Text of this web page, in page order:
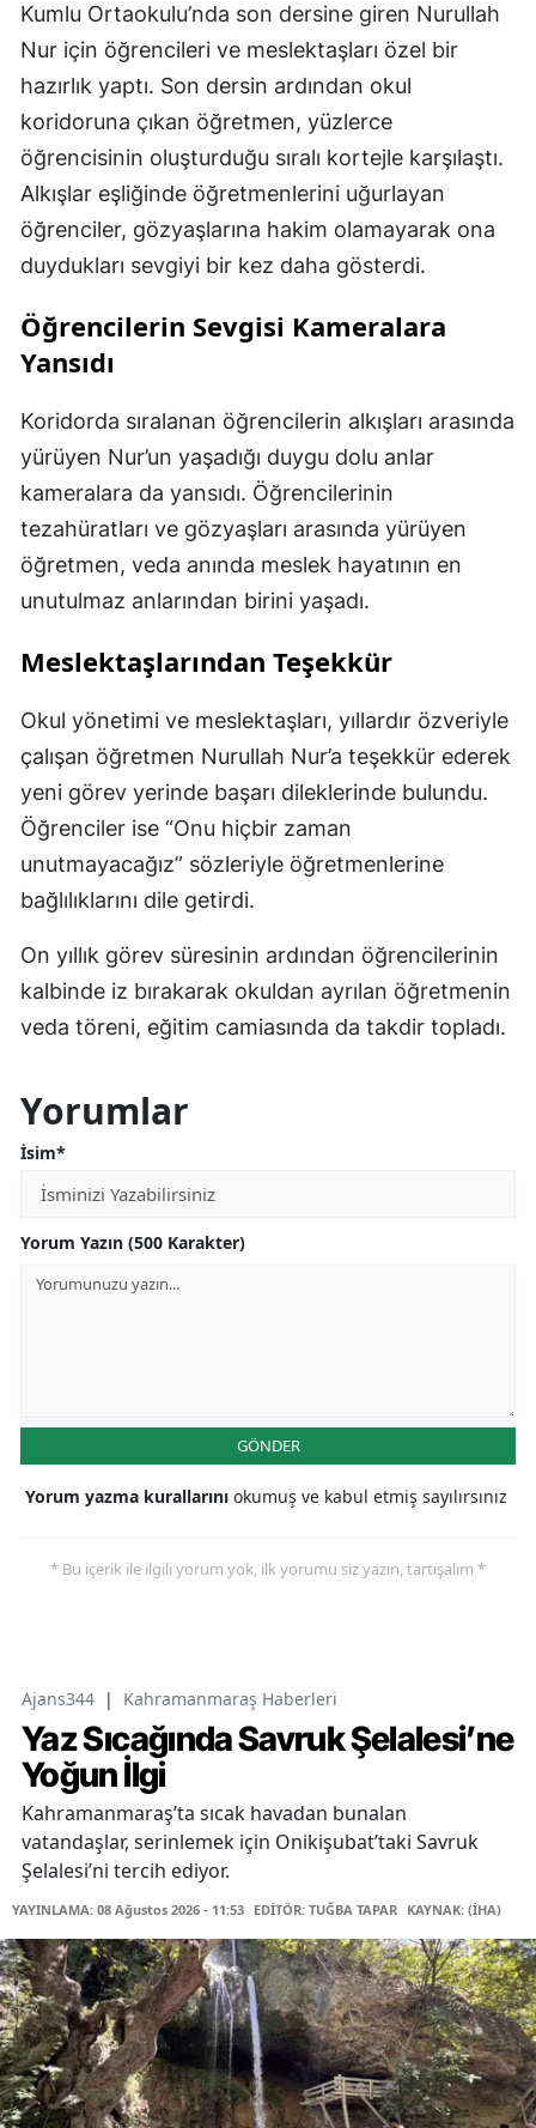
Kumlu Ortaokulu’nda son dersine giren Nurullah
Nur için öğrencileri ve meslektaşları özel bir
hazırlık yaptı. Son dersin ardından okul
koridoruna çıkan öğretmen, yüzlerce
öğrencisinin oluşturduğu sıralı kortejle karşılaştı.
Alkışlar eşliğinde öğretmenlerini uğurlayan
öğrenciler, gözyaşlarına hakim olamayarak ona
duydukları sevgiyi bir kez daha gösterdi.
Öğrencilerin Sevgisi Kameralara
Yansıdı
Koridorda sıralanan öğrencilerin alkışları arasında
yürüyen Nur’un yaşadığı duygu dolu anlar
kameralara da yansıdı. Öğrencilerinin
tezahüratları ve gözyaşları arasında yürüyen
öğretmen, veda anında meslek hayatının en
unutulmaz anlarından birini yaşadı.
Meslektaşlarından Teşekkür
Okul yönetimi ve meslektaşları, yıllardır özveriyle
çalışan öğretmen Nurullah Nur’a teşekkür ederek
yeni görev yerinde başarı dileklerinde bulundu.
Öğrenciler ise “Onu hiçbir zaman
unutmayacağız” sözleriyle öğretmenlerine
bağlılıklarını dile getirdi.
On yıllık görev süresinin ardından öğrencilerinin
kalbinde iz bırakarak okuldan ayrılan öğretmenin
veda töreni, eğitim camiasında da takdir topladı.
Yorumlar
İsim*
Yorum Yazın (500 Karakter)
GÖNDER
Yorum yazma kurallarını okumuş ve kabul etmiş sayılırsınız
* Bu içerik ile ilgili yorum yok, ilk yorumu siz yazın, tartışalım *
Ajans344 | Kahramanmaraş Haberleri
Yaz Sıcağında Savruk Şelalesi’ne
Yoğun İlgi
Kahramanmaraş’ta sıcak havadan bunalan
vatandaşlar, serinlemek için Onikişubat’taki Savruk
Şelalesi’ni tercih ediyor.
YAYINLAMA: 08 Ağustos 2026 - 11:53 EDİTÖR: TUĞBA TAPAR KAYNAK: (İHA)